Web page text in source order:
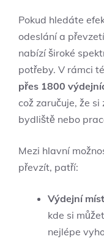
Pokud ⁤hledáte⁢
odeslání a​
nabízí‍ široké
potřeby.​ V ​rámci
přes⁤ 1800
což zaručuje, že
bydliště⁢ nebo
Mezi⁣ hlavní
převzít, patří:
Výdejní
kde si
nejlépe